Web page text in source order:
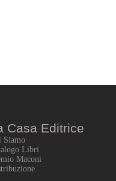
Casa Editrice
Siamo
Libri
Maconi